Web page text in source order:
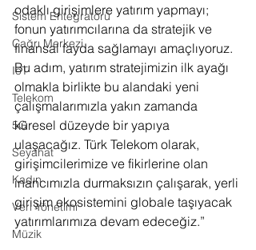
Sistem Entegratörü
Çağrı Merkezi
IoT
Telekom
5G
Seyahat
Kadın
Veri Yönetimi
Müzik
odaklı girişimlere yatırım yapmayı;
fonun yatırımcılarına da stratejik ve
finansal fayda sağlamayı amaçlıyoruz.
Bu adım, yatırım stratejimizin ilk ayağı
olmakla birlikte bu alandaki yeni
çalışmalarımızla yakın zamanda
küresel düzeyde bir yapıya
ulaşacağız. Türk Telekom olarak,
girişimcilerimize ve fikirlerine olan
inancımızla durmaksızın çalışarak, yerli
girişim ekosistemini globale taşıyacak
yatırımlarımıza devam edeceğiz.”